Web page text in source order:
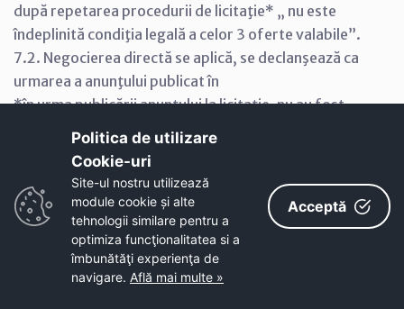
după repetarea procedurii de licitaţie* „ nu este
îndeplinită condiţia legală a celor 3 oferte valabile”.
7.2. Negocierea directă se aplică, se declanşează ca
urmarea a anunţului publicat în
*în urma publicării anunţului la licitaţie, nu au fost
depuse cel puţin 3 oferte valabile sau după
deschiderea plicurilor exterioare nu s-au selectat cel
puţin 3 oferte valabile
M.O. partea a VI - a , într-un cotidian de circulaţie
naţională şi într-unul de circulaţie locală, cu 10 zile
calendaristice înaintea de data limită pentru
depunerea ofertelor.
Politica de utilizare
Cookie-uri‎
Site-ul nostru utilizează
module cookie și alte
tehnologii similare pentru a
optimiza funcţionalitatea si a
îmbunătăţi experienţa de
navigare. Află mai multe »
Acceptă